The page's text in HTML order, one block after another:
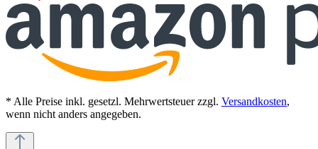
* Alle Preise inkl. gesetzl. Mehrwertsteuer zzgl. Versandkosten,
wenn nicht anders angegeben.